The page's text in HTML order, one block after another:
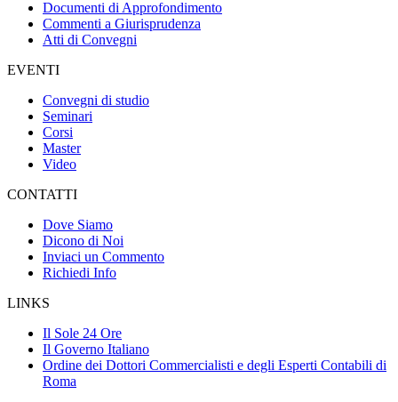
Documenti di Approfondimento
Commenti a Giurisprudenza
Atti di Convegni
EVENTI
Convegni di studio
Seminari
Corsi
Master
Video
CONTATTI
Dove Siamo
Dicono di Noi
Inviaci un Commento
Richiedi Info
LINKS
Il Sole 24 Ore
Il Governo Italiano
Ordine dei Dottori Commercialisti e degli Esperti Contabili di
Roma